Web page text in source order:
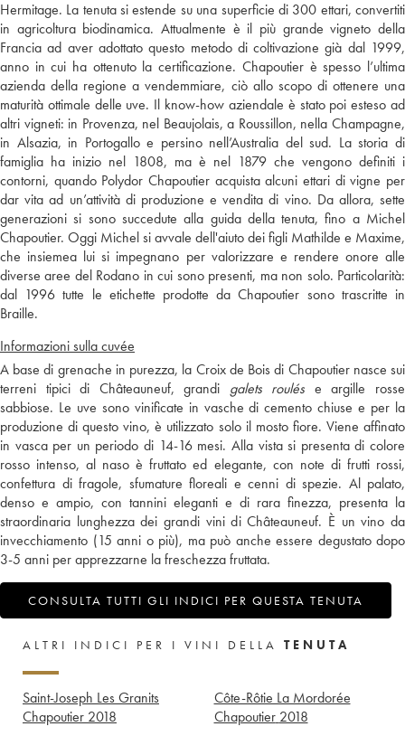
Hermitage. La tenuta si estende su una superficie di 300 ettari, convertiti
in agricoltura biodinamica. Attualmente è il più grande vigneto della
Francia ad aver adottato questo metodo di coltivazione già dal 1999,
anno in cui ha ottenuto la certificazione. Chapoutier è spesso l’ultima
azienda della regione a vendemmiare, ciò allo scopo di ottenere una
maturità ottimale delle uve. Il know-how aziendale è stato poi esteso ad
altri vigneti: in Provenza, nel Beaujolais, a Roussillon, nella Champagne,
in Alsazia, in Portogallo e persino nell’Australia del sud. La storia di
famiglia ha inizio nel 1808, ma è nel 1879 che vengono definiti i
contorni, quando Polydor Chapoutier acquista alcuni ettari di vigne per
dar vita ad un’attività di produzione e vendita di vino. Da allora, sette
generazioni si sono succedute alla guida della tenuta, fino a Michel
Chapoutier. Oggi Michel si avvale dell'aiuto dei figli Mathilde e Maxime,
che insiemea lui si impegnano per valorizzare e rendere onore alle
diverse aree del Rodano in cui sono presenti, ma non solo. Particolarità:
dal 1996 tutte le etichette prodotte da Chapoutier sono trascritte in
Braille.
Informazioni sulla cuvée
A base di grenache in purezza, la Croix de Bois di Chapoutier nasce sui
terreni tipici di Châteauneuf, grandi galets roulés e argille rosse
sabbiose. Le uve sono vinificate in vasche di cemento chiuse e per la
produzione di questo vino, è utilizzato solo il mosto fiore. Viene affinato
in vasca per un periodo di 14-16 mesi. Alla vista si presenta di colore
rosso intenso, al naso è fruttato ed elegante, con note di frutti rossi,
confettura di fragole, sfumature floreali e cenni di spezie. Al palato,
denso e ampio, con tannini eleganti e di rara finezza, presenta la
straordinaria lunghezza dei grandi vini di Châteauneuf. È un vino da
invecchiamento (15 anni o più), ma può anche essere degustato dopo
3-5 anni per apprezzarne la freschezza fruttata.
CONSULTA TUTTI GLI INDICI PER QUESTA TENUTA
ALTRI INDICI PER I VINI DELLA TENUTA
Saint-Joseph Les Granits
Chapoutier 2018
Côte-Rôtie La Mordorée
Chapoutier 2018